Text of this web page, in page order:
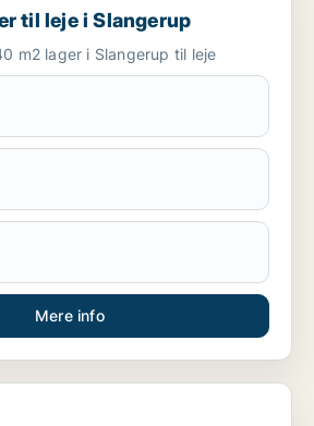
til leje i Slangerup
m2 lager i Slangerup til leje
Mere info
lager, værksted, kontorfællesskab,